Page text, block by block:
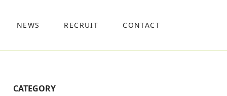
NEWS RECRUIT CONTACT
CATEGORY